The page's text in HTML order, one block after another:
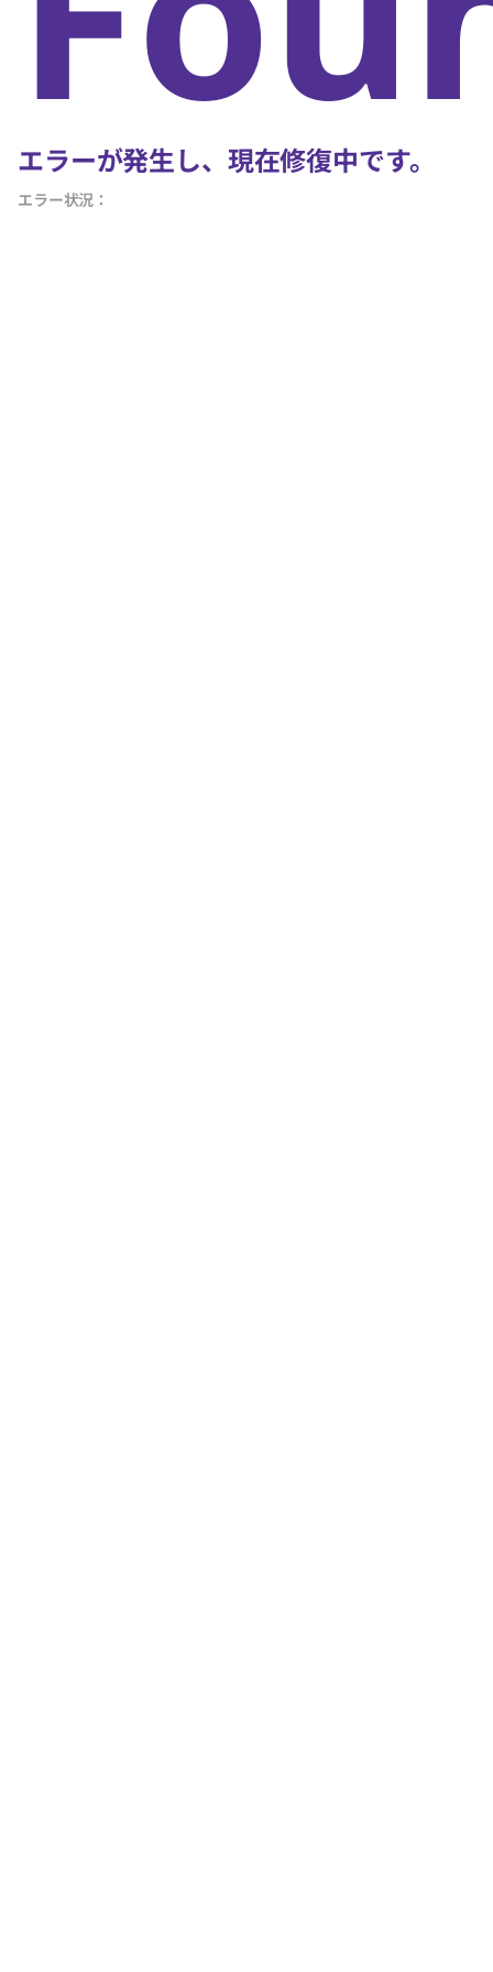
エラーが発生し、現在修復中です。
エラー状況：